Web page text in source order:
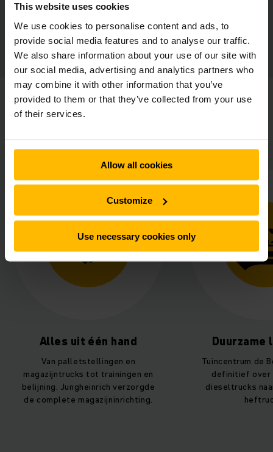
This website uses cookies
We use cookies to personalise content and ads, to
provide social media features and to analyse our traffic.
We also share information about your use of our site with
our social media, advertising and analytics partners who
may combine it with other information that you’ve
provided to them or that they’ve collected from your use
of their services.
Allow all cookies
Customize
Use necessary cookies only
oogopslag
één hand
en
tot trainingen en
verzorgde
Duurzame logistiek
Tuincentrum de Bosrand stapte
definitief over van gas- en
dieseltrucks naar elektrische